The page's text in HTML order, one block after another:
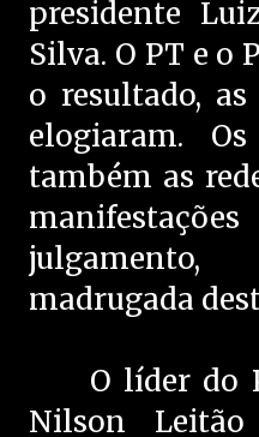
presidente
Silva. O PT e o
o resultado,
elogiaram.
também as
madrugada
O líder do
Nilson